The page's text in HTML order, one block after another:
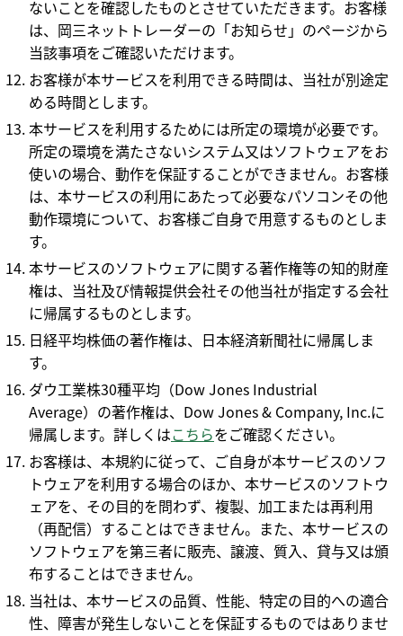
ないことを確認したものとさせていただきます。お客様
は、岡三ネットトレーダーの「お知らせ」のページから
当該事項をご確認いただけます。
お客様が本サービスを利用できる時間は、当社が別途定
める時間とします。
本サービスを利用するためには所定の環境が必要です。
所定の環境を満たさないシステム又はソフトウェアをお
使いの場合、動作を保証することができません。お客様
は、本サービスの利用にあたって必要なパソコンその他
動作環境について、お客様ご自身で用意するものとしま
す。
本サービスのソフトウェアに関する著作権等の知的財産
権は、当社及び情報提供会社その他当社が指定する会社
に帰属するものとします。
日経平均株価の著作権は、日本経済新聞社に帰属しま
す。
ダウ工業株30種平均（Dow Jones Industrial
Average）の著作権は、Dow Jones & Company, Inc.に
帰属します。詳しくはこちらをご確認ください。
お客様は、本規約に従って、ご自身が本サービスのソフ
トウェアを利用する場合のほか、本サービスのソフトウ
ェアを、その目的を問わず、複製、加工または再利用
（再配信）することはできません。また、本サービスの
ソフトウェアを第三者に販売、譲渡、質入、貸与又は頒
布することはできません。
当社は、本サービスの品質、性能、特定の目的への適合
性、障害が発生しないことを保証するものではありませ